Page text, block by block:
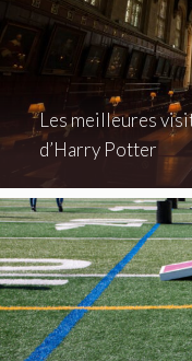
Les meilleures
d’Harry Potter